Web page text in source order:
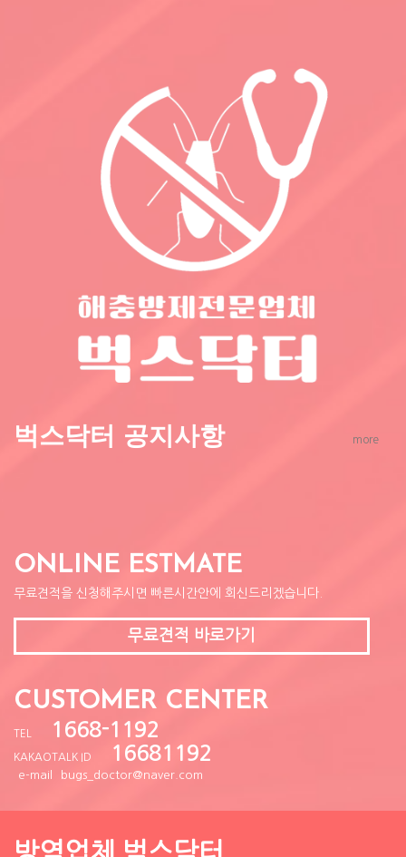
벅스닥터 공지사항 more
ONLINE ESTMATE
무료견적을 신청해주시면 빠른시간안에 회신드리겠습니다.
무료견적 바로가기
CUSTOMER CENTER
TEL 1668-1192
KAKAOTALK ID 16681192
e-mail bugs_doctor@naver.com